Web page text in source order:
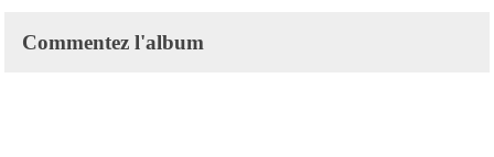
Commentez l'album